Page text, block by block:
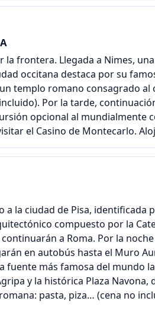
la frontera. Llegada a Nimes,
occitana destaca por su
templo romano consagrado al
Por la tarde,
opcional al mundialmente
el Casino de Montecarlo.
a la ciudad de Pisa, identificada
compuesto por la
a Roma. Por la
en autobús hasta el Muro
fuente más famosa del mundo
y la histórica Plaza
pasta, piza… (cena no